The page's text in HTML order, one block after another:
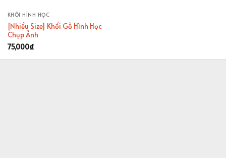
KHỐI HÌNH HỌC
[Nhiều Size] Khối Gỗ Hình Học
Chụp Ảnh
75,000₫